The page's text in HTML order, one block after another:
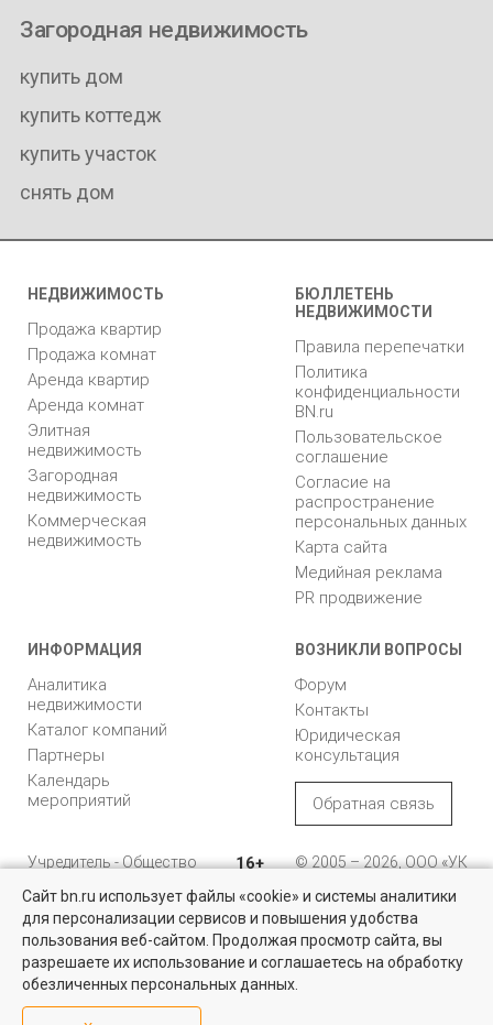
Квартиры на вторичном рынке
Более 10 тысяч квартир в Санкт-Петербурге и области от
собственников и агентств недвижимости
Загородная недвижимость
купить дом
купить коттедж
купить участок
снять дом
НЕДВИЖИМОСТЬ
Продажа квартир
Продажа комнат
Аренда квартир
Аренда комнат
Элитная
недвижимость
Загородная
недвижимость
Коммерческая
недвижимость
БЮЛЛЕТЕНЬ
НЕДВИЖИМОСТИ
Правила перепечатки
Политика
конфиденциальности
BN.ru
Пользовательское
соглашение
Согласие на
распространение
персональных данных
Карта сайта
Медийная реклама
PR продвижение
ИНФОРМАЦИЯ
Аналитика
недвижимости
Каталог компаний
Партнеры
Календарь
мероприятий
ВОЗНИКЛИ ВОПРОСЫ
Форум
Контакты
Юридическая
консультация
Обратная связь
Учредитель - Общество
ответственностью
"Управляющая
компания "Бюллетень
недвижимости"
16+
© 2005 – 2026, ООО «УК
196105, Санкт-
Петербург, пр. Юрия
Гагарина, 1
8 (812) 331-93-56
Сайт bn.ru использует файлы «cookie» и системы аналитики
для персонализации сервисов и повышения удобства
пользования веб-сайтом. Продолжая просмотр сайта, вы
разрешаете их использование и соглашаетесь на обработку
обезличенных персональных данных.